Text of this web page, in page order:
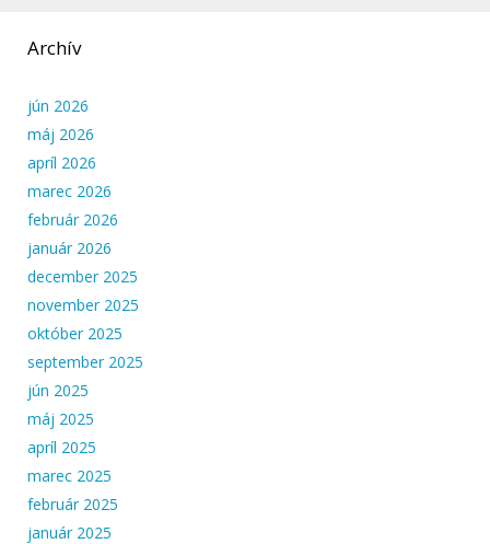
Archív
jún 2026
máj 2026
apríl 2026
marec 2026
február 2026
január 2026
december 2025
november 2025
október 2025
september 2025
jún 2025
máj 2025
apríl 2025
marec 2025
február 2025
január 2025